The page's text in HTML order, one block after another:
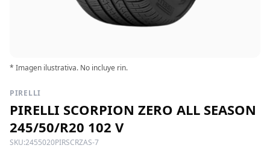
* Imagen ilustrativa. No incluye rin.
PIRELLI
PIRELLI SCORPION ZERO ALL SEASON
245/50/R20 102 V
SKU:2455020PIRSCRZAS-7